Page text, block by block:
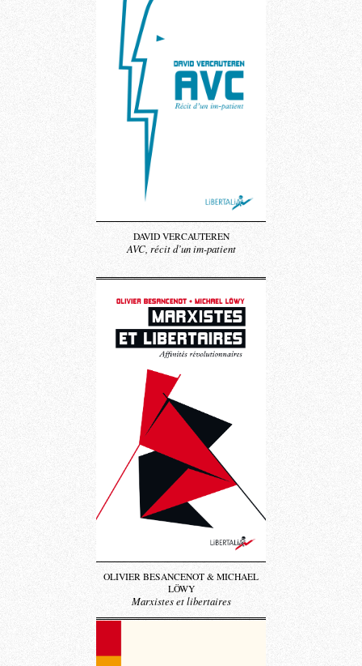
DAVID VERCAUTEREN
AVC, récit d’un im-patient
OLIVIER BESANCENOT & MICHAEL
LÖWY
Marxistes et libertaires